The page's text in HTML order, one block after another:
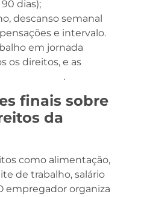
dias);
descanso semanal
e intervalo.
em jornada
os direitos, e as
.
finais sobre
da
como alimentação,
de trabalho, salário
empregador organiza